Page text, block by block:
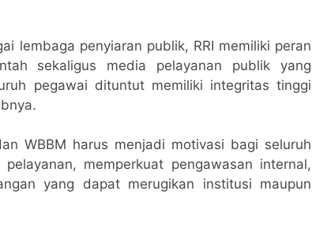
lembaga penyiaran publik, RRI memiliki peran
sekaligus media pelayanan publik yang
pegawai dituntut memiliki integritas tinggi
WBBM harus menjadi motivasi bagi seluruh
memperkuat pengawasan internal,
yang dapat merugikan institusi maupun